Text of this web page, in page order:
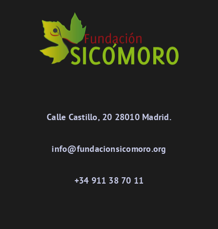
Calle Castillo, 20 28010 Madrid.
info@fundacionsicomoro.org
+34 911 38 70 11